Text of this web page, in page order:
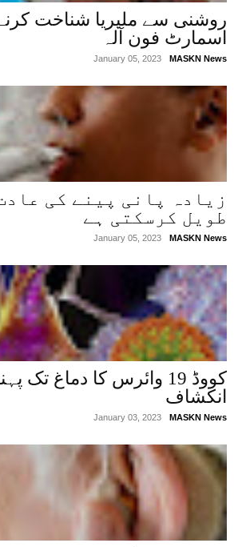
روشنی سے ملیریا شناخت کرنے
اسمارٹ فون آلہ
MASKN News
January 05, 2023
زیادہ پانی پینے کی
طویل کرسکتی ہے
MASKN News
January 05, 2023
کووڈ 19 وائرس کا دماغ تک
انکشاف
MASKN News
January 03, 2023